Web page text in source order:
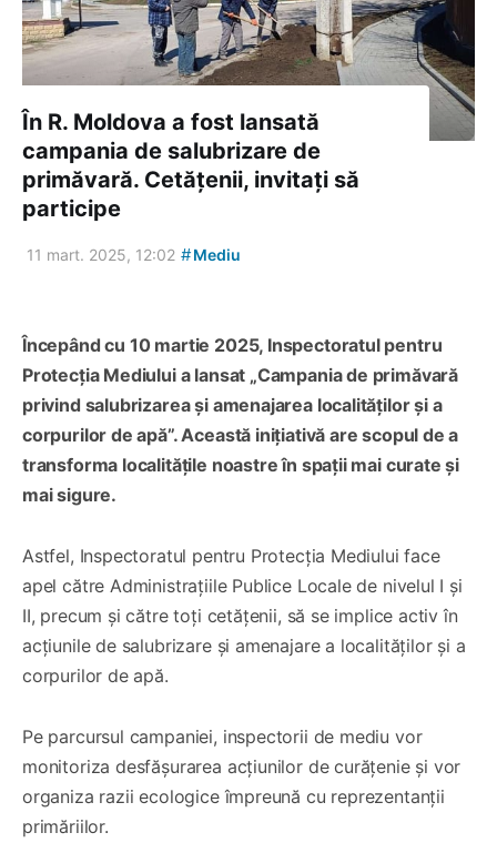
În R. Moldova a fost lansată
campania de salubrizare de
primăvară. Cetățenii, invitați să
participe
11 mart. 2025, 12:02 #Mediu
Începând cu 10 martie 2025, Inspectoratul pentru
Protecția Mediului a lansat „Campania de primăvară
privind salubrizarea și amenajarea localităților și a
corpurilor de apă”. Această inițiativă are scopul de a
transforma localitățile noastre în spații mai curate și
mai sigure.
Astfel, Inspectoratul pentru Protecția Mediului face
apel către Administrațiile Publice Locale de nivelul I și
II, precum și către toți cetățenii, să se implice activ în
acțiunile de salubrizare și amenajare a localităților și a
corpurilor de apă.
Pe parcursul campaniei, inspectorii de mediu vor
monitoriza desfășurarea acțiunilor de curățenie și vor
organiza razii ecologice împreună cu reprezentanții
primăriilor.